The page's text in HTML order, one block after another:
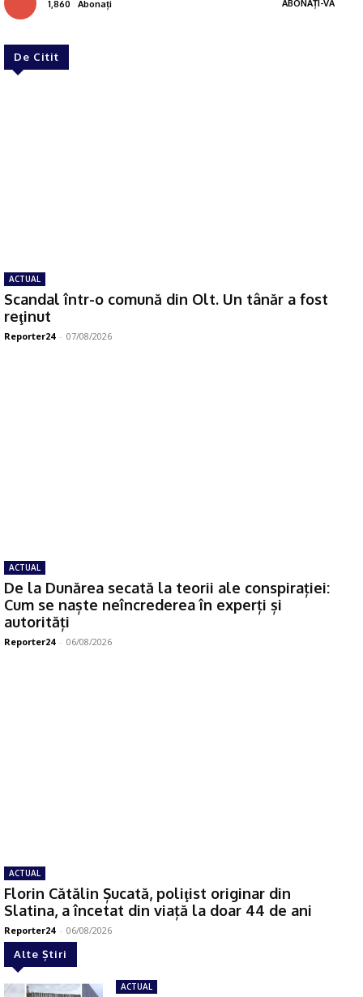
1,860 Abonați ABONAȚI-VĂ
De Citit
ACTUAL
Scandal într-o comună din Olt. Un tânăr a fost
reţinut
Reporter24 - 07/08/2026
ACTUAL
De la Dunărea secată la teorii ale conspirației:
Cum se naște neîncrederea în experți și
autorități
Reporter24 - 06/08/2026
ACTUAL
Florin Cătălin Șucată, poliţist originar din
Slatina, a încetat din viață la doar 44 de ani
Reporter24 - 06/08/2026
Alte Știri
ACTUAL